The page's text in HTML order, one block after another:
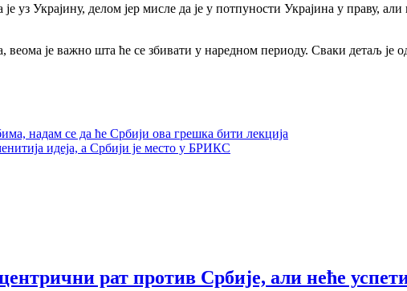
Украјину, делом јер мисле да је у потпуности Украјина у праву,
је важно шта ће се збивати у наредном периоду. Сваки детаљ је
надам се да ће Србији ова грешка бити лекција
идеја, а Србији је место у БРИКС
рат против Србије, али неће